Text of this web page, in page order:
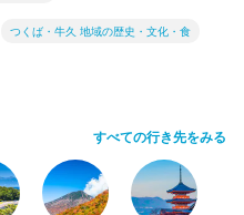
つくば・牛久 地域の歴史・文化・食
すべての行き先をみる